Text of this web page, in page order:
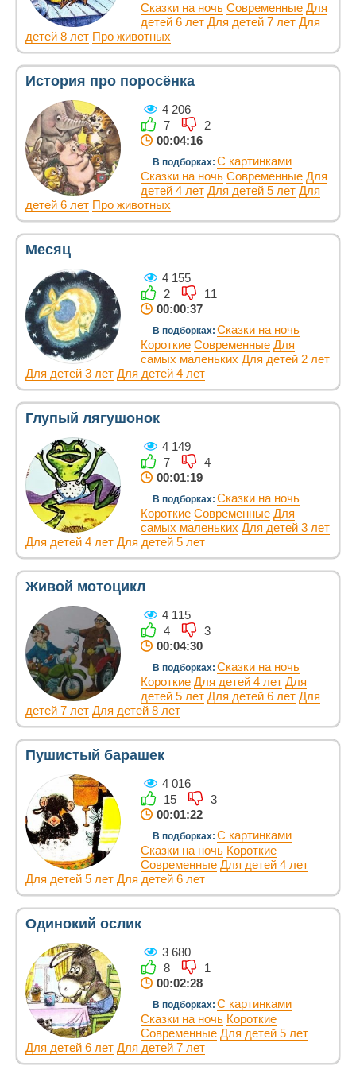
Сказки на ночь Современные Для
детей 6 лет Для детей 7 лет Для
детей 8 лет Про животных
История про поросёнка
4 206
7
2
00:04:16
В подборках: С картинками
Сказки на ночь Современные Для
детей 4 лет Для детей 5 лет Для
детей 6 лет Про животных
Месяц
4 155
2
11
00:00:37
В подборках: Сказки на ночь
Короткие Современные Для
самых маленьких Для детей 2 лет
Для детей 3 лет Для детей 4 лет
Глупый лягушонок
4 149
7
4
00:01:19
В подборках: Сказки на ночь
Короткие Современные Для
самых маленьких Для детей 3 лет
Для детей 4 лет Для детей 5 лет
Живой мотоцикл
4 115
4
3
00:04:30
В подборках: Сказки на ночь
Короткие Для детей 4 лет Для
детей 5 лет Для детей 6 лет Для
детей 7 лет Для детей 8 лет
Пушистый барашек
4 016
15
3
00:01:22
В подборках: С картинками
Сказки на ночь Короткие
Современные Для детей 4 лет
Для детей 5 лет Для детей 6 лет
Одинокий ослик
3 680
8
1
00:02:28
В подборках: С картинками
Сказки на ночь Короткие
Современные Для детей 5 лет
Для детей 6 лет Для детей 7 лет